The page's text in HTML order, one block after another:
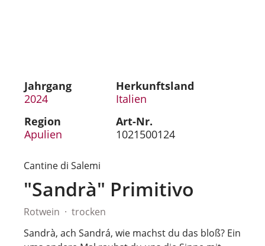
Jahrgang
2024
Herkunftsland
Italien
Region
Apulien
Art-Nr.
1021500124
Cantine di Salemi
"Sandrà" Primitivo
Rotwein
trocken
Sandrà, ach Sandrá, wie machst du das bloß? Ein